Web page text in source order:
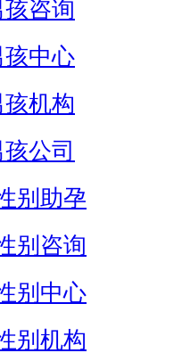
咨询
孩中心
机构
公司
别助孕
别咨询
别中心
别机构